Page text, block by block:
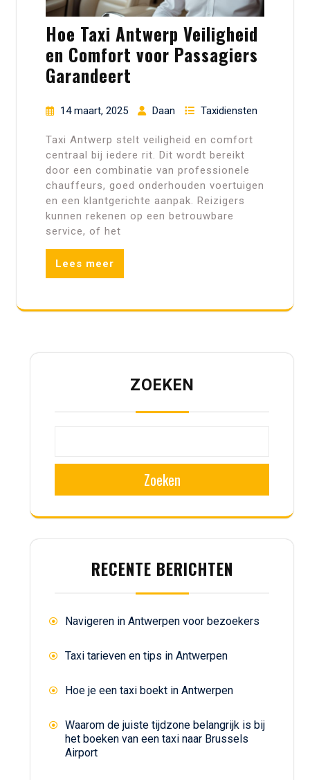
Hoe Taxi Antwerp Veiligheid
en Comfort voor Passagiers
Garandeert
14 maart, 2025 Daan Taxidiensten
Taxi Antwerp stelt veiligheid en comfort
centraal bij iedere rit. Dit wordt bereikt
door een combinatie van professionele
chauffeurs, goed onderhouden voertuigen
en een klantgerichte aanpak. Reizigers
kunnen rekenen op een betrouwbare
service, of het
Lees meer
ZOEKEN
Zoeken
RECENTE BERICHTEN
Navigeren in Antwerpen voor bezoekers
Taxi tarieven en tips in Antwerpen
Hoe je een taxi boekt in Antwerpen
Waarom de juiste tijdzone belangrijk is bij
het boeken van een taxi naar Brussels
Airport